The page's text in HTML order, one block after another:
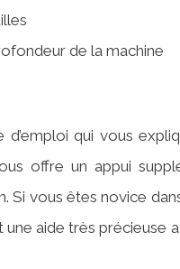
de la machine
d’emploi qui vous
offre un appui
Si vous êtes novice
aide très précieuse